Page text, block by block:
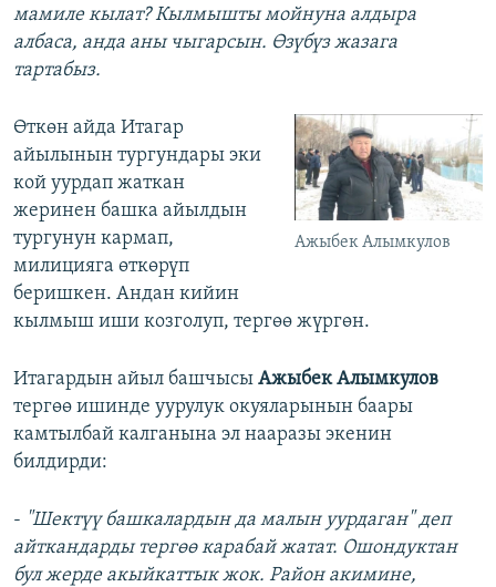
мамиле кылат? Кылмышты мойнуна алдыра
албаса, анда аны чыгарсын. Өзүбүз жазага
тартабыз.
Ажыбек Алымкулов
Өткөн айда Итагар
айылынын тургундары эки
кой уурдап жаткан
жеринен башка айылдын
тургунун кармап,
милицияга өткөрүп
беришкен. Андан кийин
кылмыш иши козголуп, тергөө жүргөн.
Итагардын айыл башчысы Ажыбек Алымкулов
тергөө ишинде уурулук окуяларынын баары
камтылбай калганына эл нааразы экенин
билдирди:
- "Шектүү башкалардын да малын уурдаган" деп
айткандарды тергөө карабай жатат. Ошондуктан
бул жерде акыйкаттык жок. Район акимине,